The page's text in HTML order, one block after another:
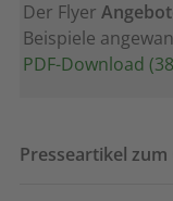
Der Flyer
Beispiele
PDF-Download
Presseartikel zum